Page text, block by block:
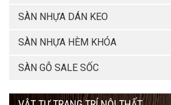
SÀN NHỰA DÁN KEO
SÀN NHỰA HÈM KHÓA
SÀN GỖ SALE SỐC